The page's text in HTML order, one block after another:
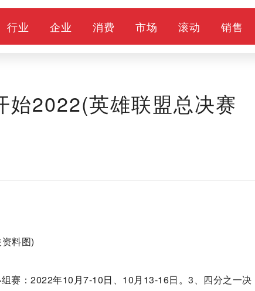
行业 企业 消费 市场 滚动 销售
始2022(英雄联盟总决赛
料图)
赛：2022年10月7-10日、10月13-16日。3、四分之一决